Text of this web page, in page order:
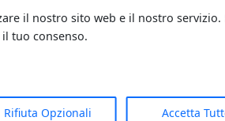
il nostro sito web e il nostro servizio.
tuo consenso.
Rifiuta Opzionali Accetta